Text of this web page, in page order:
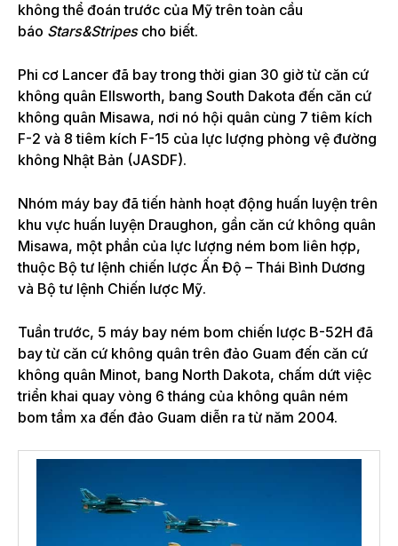
không thể đoán trước của Mỹ trên toàn cầu
báo Stars&Stripescho biết.
Phi cơ Lancer đã bay trong thời gian 30 giờ từ căn cứ
không quân Ellsworth, bang South Dakota đến căn cứ
không quân Misawa, nơi nó hội quân cùng 7 tiêm kích
F-2 và 8 tiêm kích F-15 của lực lượng phòng vệ đường
không Nhật Bản (JASDF).
Nhóm máy bay đã tiến hành hoạt động huấn luyện trên
khu vực huấn luyện Draughon, gần căn cứ không quân
Misawa, một phần của lực lượng ném bom liên hợp,
thuộc Bộ tư lệnh chiến lược Ấn Độ – Thái Bình Dương
và Bộ tư lệnh Chiến lược Mỹ.
Tuần trước, 5 máy bay ném bom chiến lược B-52H đã
bay từ căn cứ không quân trên đảo Guam đến căn cứ
không quân Minot, bang North Dakota, chấm dứt việc
triển khai quay vòng 6 tháng của không quân ném
bom tầm xa đến đảo Guam diễn ra từ năm 2004.